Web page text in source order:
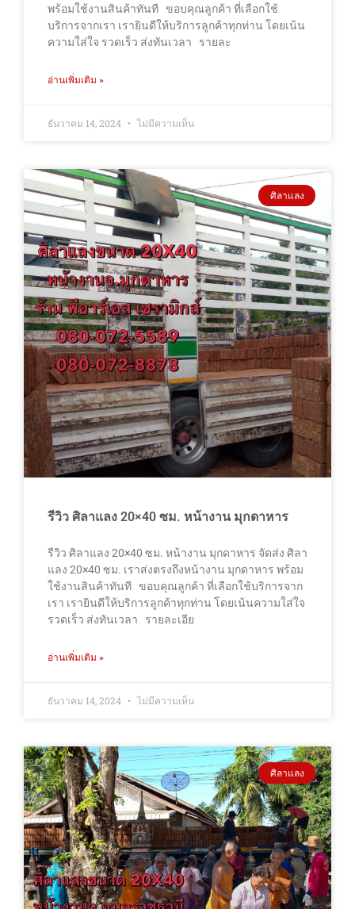
พร้อมใช้งานสินค้าทันที ขอบคุณลูกค้า ที่เลือกใช้
บริการจากเรา เรายินดีให้บริการลูกค้าทุกท่าน โดยเน้น
ความใส่ใจ รวดเร็ว ส่งทันเวลา รายละ
อ่านเพิ่มเติม »
ธันวาคม 14, 2024 ไม่มีความเห็น
ศิลาแลง
รีวิว ศิลาแลง 20×40 ซม. หน้างาน มุกดาหาร
รีวิว ศิลาแลง 20×40 ซม. หน้างาน มุกดาหาร จัดส่ง ศิลา
แลง 20×40 ซม. เราส่งตรงถึงหน้างาน มุกดาหาร พร้อม
ใช้งานสินค้าทันที ขอบคุณลูกค้า ที่เลือกใช้บริการจาก
เรา เรายินดีให้บริการลูกค้าทุกท่าน โดยเน้นความใส่ใจ
รวดเร็ว ส่งทันเวลา รายละเอีย
อ่านเพิ่มเติม »
ธันวาคม 14, 2024 ไม่มีความเห็น
ศิลาแลง